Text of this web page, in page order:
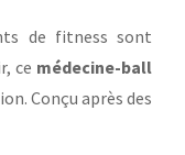
de fitness sont
ce médecine-ball
Conçu après des